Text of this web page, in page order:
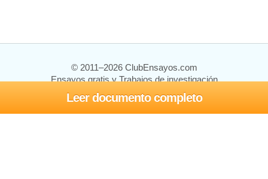
Leer documento completo
© 2011–2026 ClubEnsayos.com
Ensayos gratis y Trabajos de investigación